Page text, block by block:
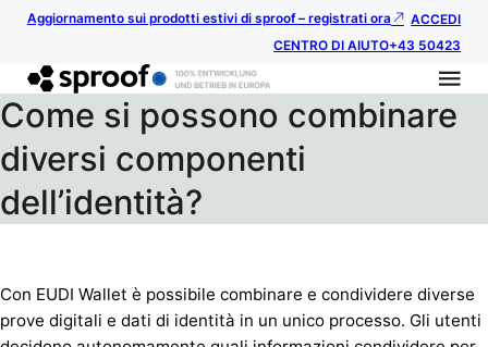
Aggiornamento sui prodotti estivi di sproof – registrati ora
ACCEDI
CENTRO DI AIUTO+43 50423
Come si possono combinare
diversi componenti
dell’identità?
Con EUDI Wallet è possibile combinare e condividere diverse
prove digitali e dati di identità in un unico processo. Gli utenti